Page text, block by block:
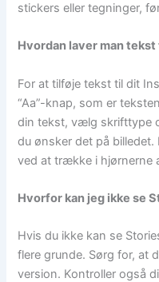
stickers eller tegninger,
Hvordan laver man
For at tilføje tekst til dit
“Aa”-knap, som er
din tekst, vælg skrifttype
du ønsker det på
ved at trække i hjørnerne
Hvorfor kan jeg ikke se
Hvis du ikke kan se
flere grunde. Sørg for, at
version. Kontroller også